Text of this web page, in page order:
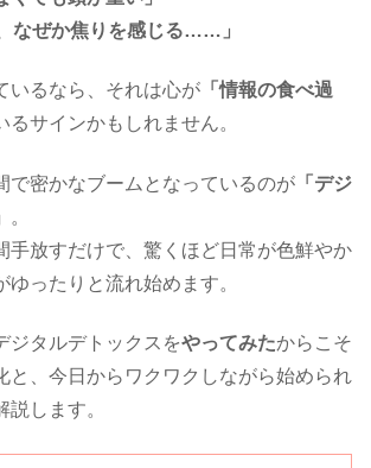
なぜか焦りを感じる……」
いるなら、それは心が 「情報の食べ過
るサインかもしれません。
で密かなブームとなっているのが 「デジ
。
手放すだけで、驚くほど日常が色鮮やか
ゆったりと流れ始めます。
ジタルデトックスをやってみたからこそ
と、今日からワクワクしながら始められ
説します。